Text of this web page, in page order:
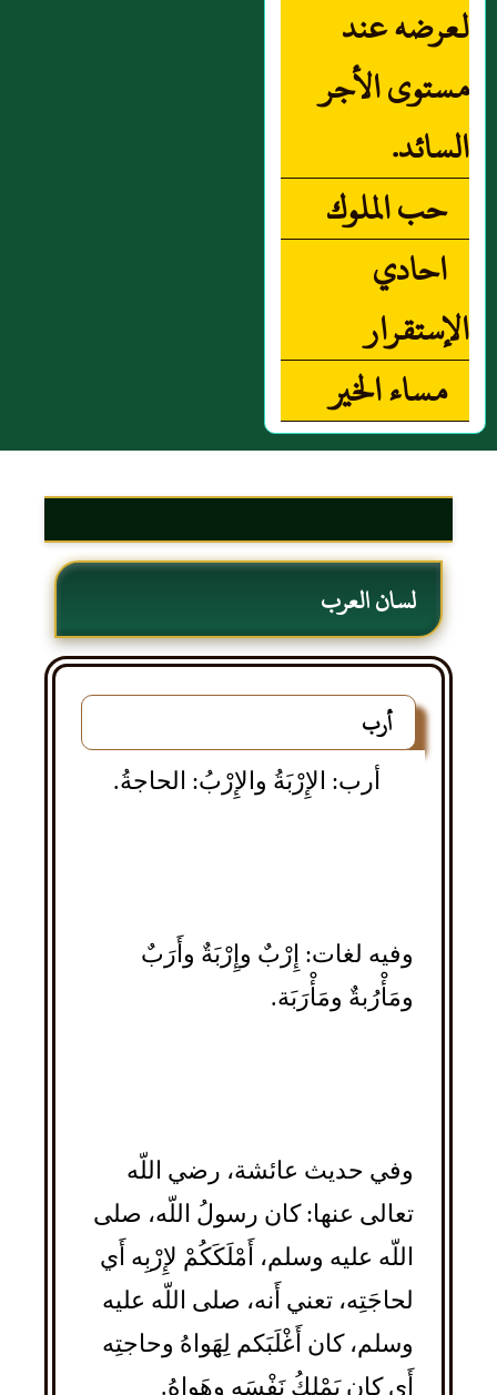
لعرضه عند
مستوى الأجر
السائد.
حب الملوك
احادي
الإستقرار
مساء الخير
لسان العرب
أرب
أرب: الإِرْبَةُ والإِرْبُ: الحاجةُ.
وفيه لغات: إِرْبٌ وإِرْبَةٌ وأَرَبٌ
ومَأْرُبةٌ ومَأْرَبَة.
وفي حديث عائشة، رضي اللّه
تعالى عنها: كان رسولُ اللّه، صلى
اللّه عليه وسلم، أَمْلَكَكُمْ لإِرْبِه أَي
لحاجَتِه، تعني أَنه، صلى اللّه عليه
وسلم، كان أَغْلَبَكم لِهَواهُ وحاجتِه